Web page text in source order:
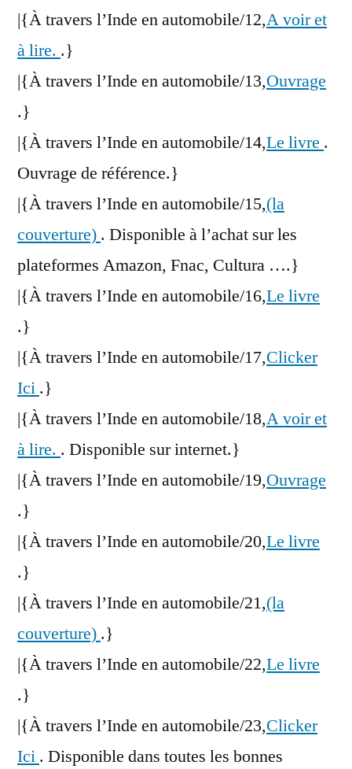
|{À travers l’Inde en automobile/12,A voir et
à lire. .}
|{À travers l’Inde en automobile/13,Ouvrage
.}
|{À travers l’Inde en automobile/14,Le livre .
Ouvrage de référence.}
|{À travers l’Inde en automobile/15,(la
couverture) . Disponible à l’achat sur les
plateformes Amazon, Fnac, Cultura ….}
|{À travers l’Inde en automobile/16,Le livre
.}
|{À travers l’Inde en automobile/17,Clicker
Ici .}
|{À travers l’Inde en automobile/18,A voir et
à lire. . Disponible sur internet.}
|{À travers l’Inde en automobile/19,Ouvrage
.}
|{À travers l’Inde en automobile/20,Le livre
.}
|{À travers l’Inde en automobile/21,(la
couverture) .}
|{À travers l’Inde en automobile/22,Le livre
.}
|{À travers l’Inde en automobile/23,Clicker
Ici . Disponible dans toutes les bonnes